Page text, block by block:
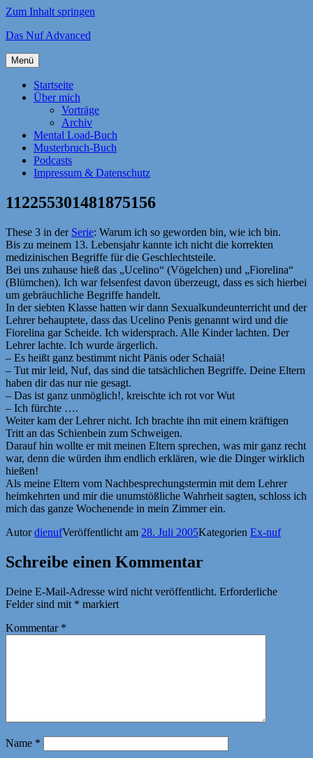
Zum Inhalt springen
Das Nuf Advanced
Menü
Startseite
Über mich
Vorträge
Archiv
Mental Load-Buch
Musterbruch-Buch
Podcasts
Impressum & Datenschutz
112255301481875156
These 3 in der Serie: Warum ich so geworden bin, wie ich bin.
Bis zu meinem 13. Lebensjahr kannte ich nicht die korrekten
medizinischen Begriffe für die Geschlechtsteile.
Bei uns zuhause hieß das „Ucelino“ (Vögelchen) und „Fiorelina“
(Blümchen). Ich war felsenfest davon überzeugt, dass es sich hierbei
um gebräuchliche Begriffe handelt.
In der siebten Klasse hatten wir dann Sexualkundeunterricht und der
Lehrer behauptete, dass das Ucelino Penis genannt wird und die
Fiorelina gar Scheide. Ich widersprach. Alle Kinder lachten. Der
Lehrer lachte. Ich wurde ärgerlich.
– Es heißt ganz bestimmt nicht Pänis oder Schaiä!
– Tut mir leid, Nuf, das sind die tatsächlichen Begriffe. Deine Eltern
haben dir das nur nie gesagt.
– Das ist ganz unmöglich!, kreischte ich rot vor Wut
– Ich fürchte ….
Weiter kam der Lehrer nicht. Ich brachte ihn mit einem kräftigen
Tritt an das Schienbein zum Schweigen.
Darauf hin wollte er mit meinen Eltern sprechen, was mir ganz recht
war, denn die würden ihm endlich erklären, wie die Dinger wirklich
hießen!
Als meine Eltern vom Nachbesprechungstermin mit dem Lehrer
heimkehrten und mir die unumstößliche Wahrheit sagten, schloss ich
mich das ganze Wochenende in mein Zimmer ein.
AutordienufVeröffentlicht am 28. Juli 2005Kategorien Ex-nuf
Schreibe einen Kommentar
Deine E-Mail-Adresse wird nicht veröffentlicht. Erforderliche
Felder sind mit * markiert
Kommentar *
Name *